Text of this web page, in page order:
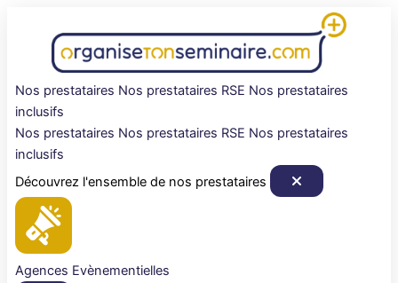
Nos prestataires Nos prestataires RSE Nos prestataires
inclusifs
Nos prestataires Nos prestataires RSE Nos prestataires
inclusifs
Découvrez l'ensemble de nos prestataires
Agences Evènementielles